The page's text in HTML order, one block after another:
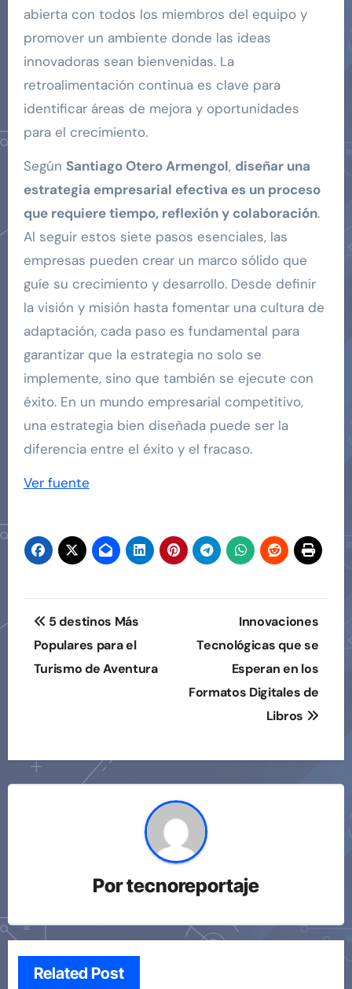
abierta con todos los miembros del equipo y
promover un ambiente donde las ideas
innovadoras sean bienvenidas. La
retroalimentación continua es clave para
identificar áreas de mejora y oportunidades
para el crecimiento.
Según Santiago Otero Armengol, diseñar una
estrategia empresarial efectiva es un proceso
que requiere tiempo, reflexión y colaboración.
Al seguir estos siete pasos esenciales, las
empresas pueden crear un marco sólido que
guíe su crecimiento y desarrollo. Desde definir
la visión y misión hasta fomentar una cultura de
adaptación, cada paso es fundamental para
garantizar que la estrategia no solo se
implemente, sino que también se ejecute con
éxito. En un mundo empresarial competitivo,
una estrategia bien diseñada puede ser la
diferencia entre el éxito y el fracaso.
Ver fuente
Navegación
de
entradas
5 destinos Más
Populares para el
Turismo de Aventura
Innovaciones
Tecnológicas que se
Esperan en los
Formatos Digitales de
Libros
Portecnoreportaje
Related Post